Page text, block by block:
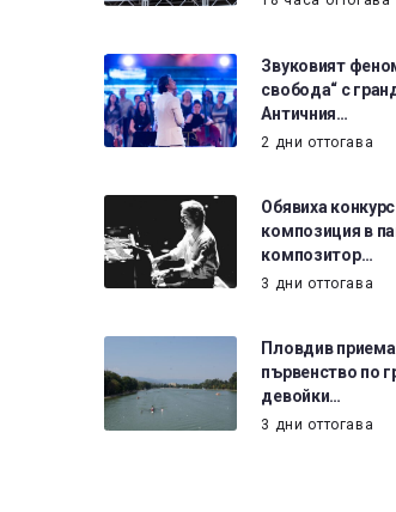
Звуковият
свобода“ с
Античния…
2 дни оттогава
Обявиха
композиция в
композитор…
3 дни оттогава
Пловдив
първенство по
девойки…
3 дни оттогава